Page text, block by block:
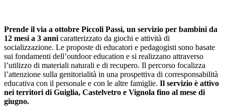
Prende il via a ottobre Piccoli Passi, un servizio per bambini da
12 mesi a 3 anni caratterizzato da giochi e attività di
socializzazione. Le proposte di educatori e pedagogisti sono basate
sui fondamenti dell’outdoor education e si realizzano attraverso
l’utilizzo di materiali naturali e di recupero. Il percorso focalizza
l’attenzione sulla genitorialità in una prospettiva di corresponsabilità
educativa con il personale e con le altre famiglie. Il servizio è attivo
nei territori di Guiglia, Castelvetro e Vignola fino al mese di
giugno.